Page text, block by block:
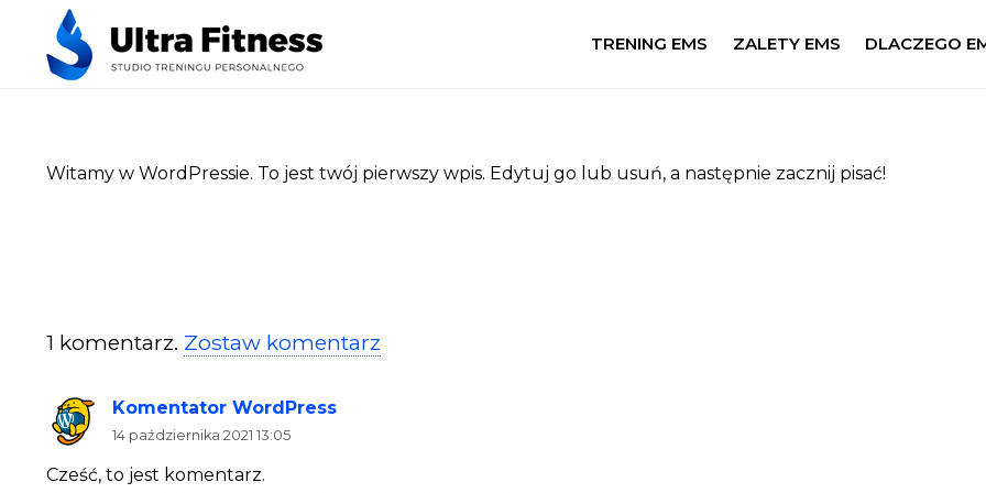
TRENING EMS ZALETY EMS DLACZEGO
Witamy w WordPressie. To jest twój pierwszy wpis. Edytuj go lub usuń, a następnie zacznij pisać!
1 komentarz. Zostaw komentarz
Komentator WordPress
14 października 2021 13:05
Cześć, to jest komentarz.